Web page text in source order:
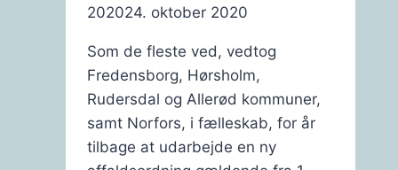
202024. oktober 2020
Som de fleste ved, vedtog
Fredensborg, Hørsholm,
Rudersdal og Allerød kommuner,
samt Norfors, i fælleskab, for år
tilbage at udarbejde en ny